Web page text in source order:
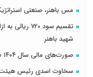
مس باهنر، صنعتی
تقسیم سود
شهید باهنر
صورت‌های مالی سال ۱۴۰۴ صدرا تصویب شد
سخاوت اسدی رئیس